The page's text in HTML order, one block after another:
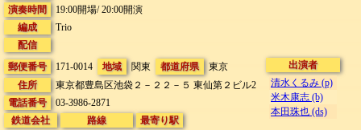
演奏時間
19:00開場/ 20:00開演
編成
Trio
配信
郵便番号
171-0014 地域 関東 都道府県
東京
住所
東京都豊島区池袋２－２２－５ 東仙第２ビル2
電話番号
03-3986-2871
鉄道会社
路線
最寄り駅
出演者
清水くるみ (p)
米木康志 (b)
本田珠也 (ds)